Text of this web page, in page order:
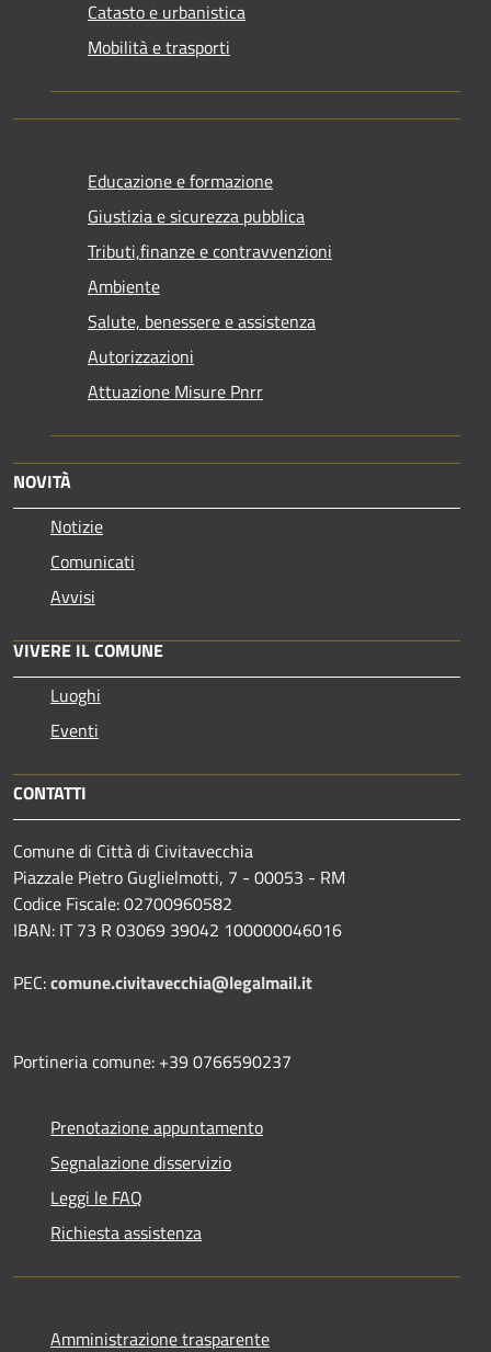
Catasto e urbanistica
Mobilità e trasporti
Educazione e formazione
Giustizia e sicurezza pubblica
Tributi,finanze e contravvenzioni
Ambiente
Salute, benessere e assistenza
Autorizzazioni
Attuazione Misure Pnrr
NOVITÀ
Notizie
Comunicati
Avvisi
VIVERE IL COMUNE
Luoghi
Eventi
CONTATTI
Comune di Città di Civitavecchia
Piazzale Pietro Guglielmotti, 7 - 00053 - RM
Codice Fiscale: 02700960582
IBAN: IT 73 R 03069 39042 100000046016
PEC:comune.civitavecchia@legalmail.it
Portineria comune: +39 0766590237
Prenotazione appuntamento
Segnalazione disservizio
Leggi le FAQ
Richiesta assistenza
Amministrazione trasparente